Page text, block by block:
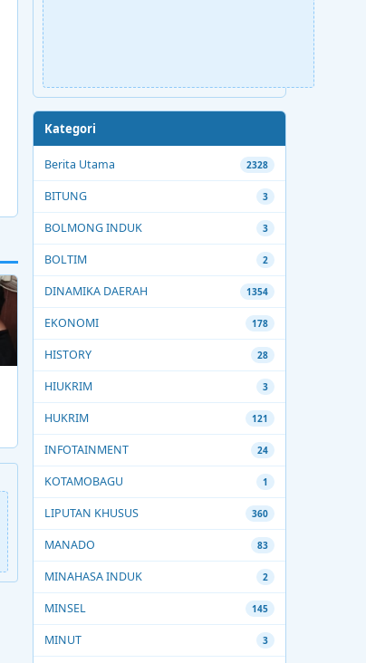
Kategori
Berita Utama 2328
BITUNG 3
BOLMONG INDUK 3
BOLTIM 2
DINAMIKA DAERAH 1354
EKONOMI 178
HISTORY 28
HIUKRIM 3
HUKRIM 121
INFOTAINMENT 24
KOTAMOBAGU 1
LIPUTAN KHUSUS 360
MANADO 83
MINAHASA INDUK 2
MINSEL 145
MINUT 3